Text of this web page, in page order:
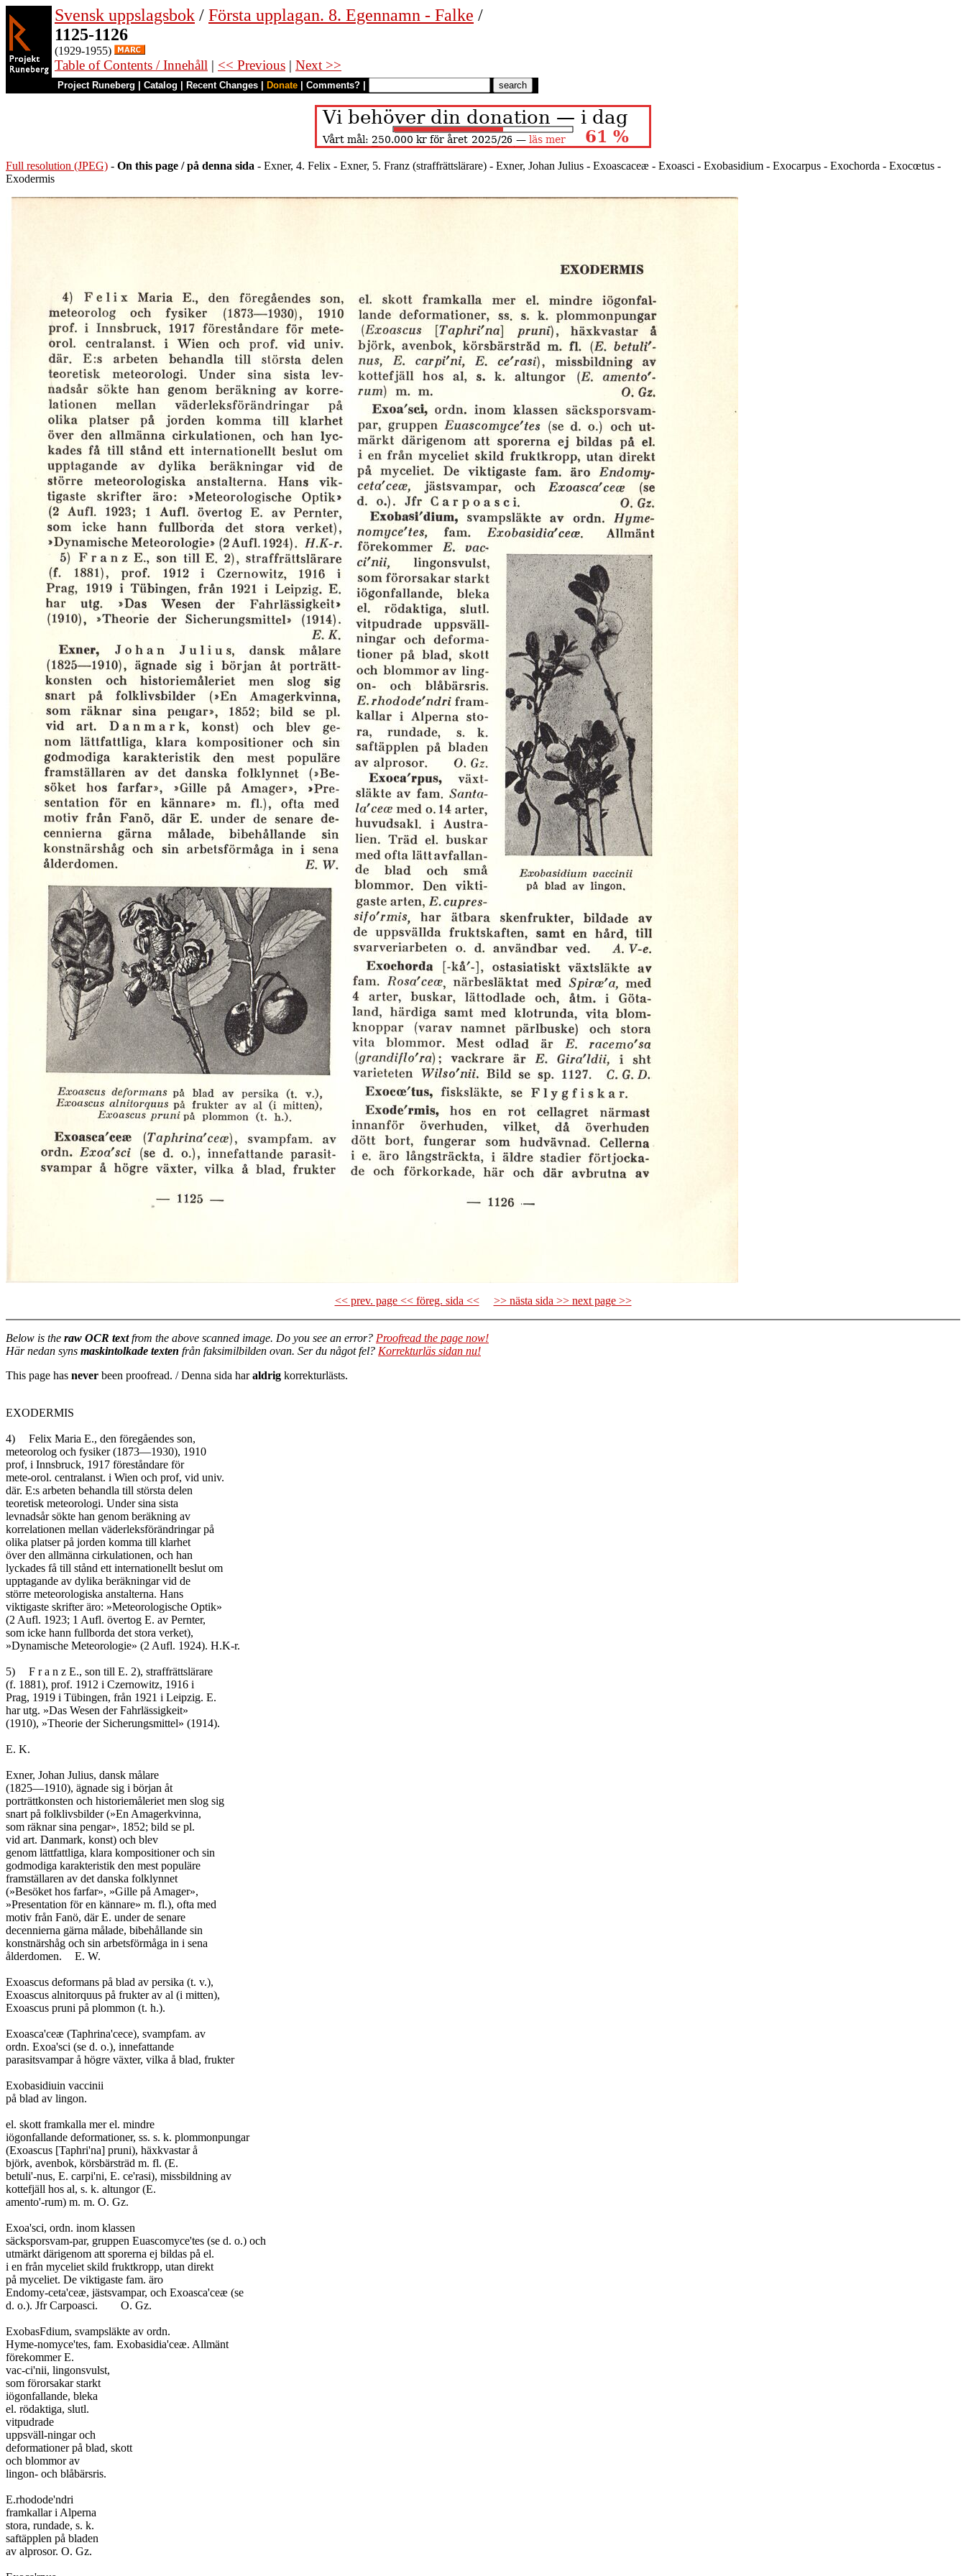
Svensk uppslagsbok / Första upplagan. 8. Egennamn - Falke /
1125-1126
(1929-1955)
Table of Contents / Innehåll | << Previous | Next >>
Project Runeberg Catalog Recent Changes Donate Comments?
Full resolution (JPEG) - On this page / på denna sida - Exner, 4. Felix - Exner, 5. Franz (straffrättslärare) - Exner, Johan Julius - Exoascaceæ - Exoasci - Exobasidium - Exocarpus - Exochorda - Exocœtus -
Exodermis
<< prev. page << föreg. sida << >> nästa sida >> next page >>
Below is the raw OCR textfrom the above scanned image. Do you see an error? Proofread the page now!
Här nedan syns maskintolkade texten från faksimilbilden ovan. Ser du något fel? Korrekturläs sidan nu!
This page has never been proofread. / Denna sida haraldrig korrekturlästs.
EXODERMIS
4)	Felix Maria E., den föregåendes son,
meteorolog och fysiker (1873—1930), 1910
prof, i Innsbruck, 1917 föreståndare för
mete-orol. centralanst. i Wien och prof, vid univ.
där. E:s arbeten behandla till största delen
teoretisk meteorologi. Under sina sista
levnadsår sökte han genom beräkning av
korrelationen mellan väderleksförändringar på
olika platser på jorden komma till klarhet
över den allmänna cirkulationen, och han
lyckades få till stånd ett internationellt beslut om
upptagande av dylika beräkningar vid de
större meteorologiska anstalterna. Hans
viktigaste skrifter äro: »Meteorologische Optik»
(2 Aufl. 1923; 1 Aufl. övertog E. av Pernter,
som icke hann fullborda det stora verket),
»Dynamische Meteorologie» (2 Aufl. 1924). H.K-r.
5)	F r a n z E., son till E. 2), straffrättslärare
(f. 1881), prof. 1912 i Czernowitz, 1916 i
Prag, 1919 i Tübingen, från 1921 i Leipzig. E.
har utg. »Das Wesen der Fahrlässigkeit»
(1910), »Theorie der Sicherungsmittel» (1914).
E. K.
Exner, Johan Julius, dansk målare
(1825—1910), ägnade sig i början åt
porträttkonsten och historiemåleriet men slog sig
snart på folklivsbilder (»En Amagerkvinna,
som räknar sina pengar», 1852; bild se pl.
vid art. Danmark, konst) och blev
genom lättfattliga, klara kompositioner och sin
godmodiga karakteristik den mest populäre
framställaren av det danska folklynnet
(»Besöket hos farfar», »Gille på Amager»,
»Presentation för en kännare» m. fl.), ofta med
motiv från Fanö, där E. under de senare
decennierna gärna målade, bibehållande sin
konstnärshåg och sin arbetsförmåga in i sena
ålderdomen.	E. W.
Exoascus deformans på blad av persika (t. v.),
Exoascus alnitorquus på frukter av al (i mitten),
Exoascus pruni på plommon (t. h.).
Exoasca'ceæ (Taphrina'cece), svampfam. av
ordn. Exoa'sci (se d. o.), innefattande
parasitsvampar å högre växter, vilka å blad, frukter
Exobasidiuin vaccinii
på blad av lingon.
el. skott framkalla mer el. mindre
iögonfallande deformationer, ss. s. k. plommonpungar
(Exoascus [Taphri'na] pruni), häxkvastar å
björk, avenbok, körsbärsträd m. fl. (E.
betuli'-nus, E. carpi'ni, E. ce'rasi), missbildning av
kottefjäll hos al, s. k. altungor (E.
amento'-rum) m. m.	O. Gz.
Exoa'sci, ordn. inom klassen
säcksporsvam-par, gruppen Euascomyce'tes (se d. o.) och
utmärkt därigenom att sporerna ej bildas på el.
i en från myceliet skild fruktkropp, utan direkt
på myceliet. De viktigaste fam. äro
Endomy-ceta'ceæ, jästsvampar, och Exoasca'ceæ (se
d. o.). Jfr Carpoasci.	O. Gz.
ExobasFdium, svampsläkte av ordn.
Hyme-nomyce'tes, fam. Exobasidia'ceæ. Allmänt
förekommer E.
vac-ci'nii, lingonsvulst,
som förorsakar starkt
iögonfallande, bleka
el. rödaktiga, slutl.
vitpudrade
uppsväll-ningar och
deformationer på blad, skott
och blommor av
lingon- och blåbärsris.
E.rhodode'ndri
framkallar i Alperna
stora, rundade, s. k.
saftäpplen på bladen
av alprosor. O. Gz.